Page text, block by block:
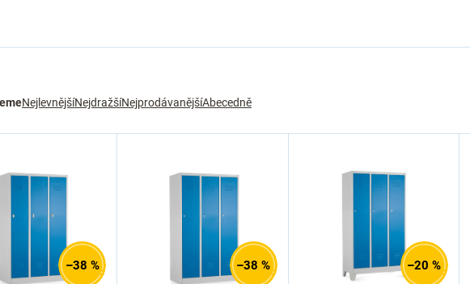
NejlevnějšíNejdražšíNejprodávanějšíAbecedně
–38 % –38 % –20 %